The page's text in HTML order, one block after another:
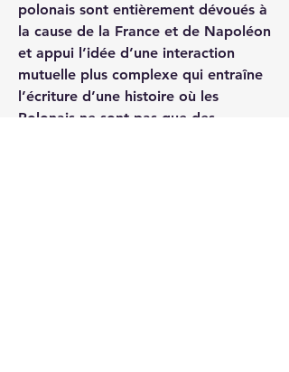
polonais sont entièrement dévoués à
la cause de la France et de Napoléon
et appui l’idée d’une interaction
mutuelle plus complexe qui entraîne
l’écriture d’une histoire où les
Polonais ne sont pas que des